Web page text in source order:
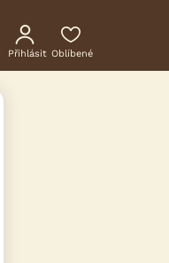
Přihlásit Oblíbené